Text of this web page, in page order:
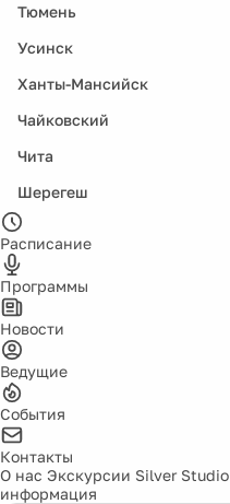
Тюмень
Усинск
Ханты-Мансийск
Чайковский
Чита
Шерегеш
Расписание
Программы
Новости
Ведущие
События
Контакты
О нас Экскурсии Silver Studio
информация